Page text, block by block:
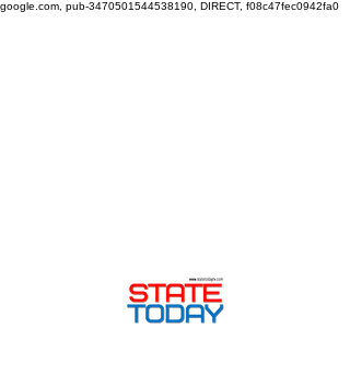
google.com, pub-3470501544538190, DIRECT, f08c47fec0942fa0